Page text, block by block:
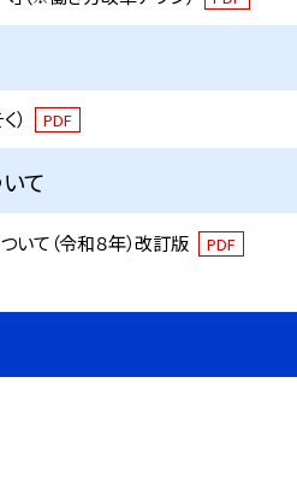
） PDF
て
て（令和８年）改訂版 PDF